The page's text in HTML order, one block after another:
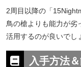
2周目以降の「
鳥の槍よりも能力が劣
活用するのが良いでし
入手方法